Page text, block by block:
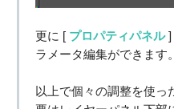
更に [ プロパティパネル]
ラメータ編集ができます。
以上で個々の調整を使っ